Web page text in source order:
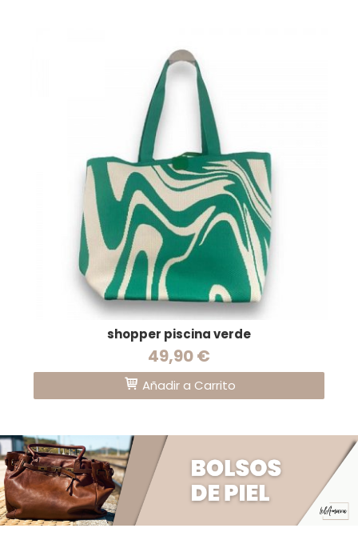
shopper piscina verde
49,90 €
Añadir a Carrito